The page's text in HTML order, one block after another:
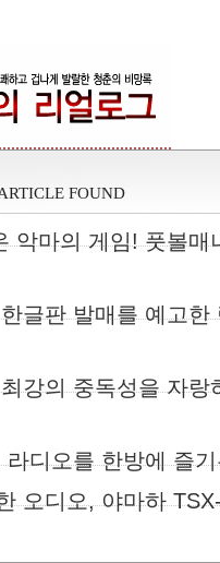
FOUND
악마의 게임! 풋볼
글판 발매를 예고
강의 중독성을 자
디오를 한방에 즐
오디오, 야마하